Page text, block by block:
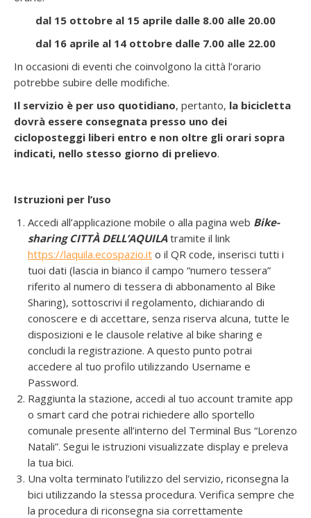
dal 15 ottobre al 15 aprile dalle 8.00 alle 20.00
dal 16 aprile al 14 ottobre dalle 7.00 alle 22.00
In occasioni di eventi che coinvolgono la città l’orario
potrebbe subire delle modifiche.
Il servizio è per uso quotidiano, pertanto, la bicicletta
dovrà essere consegnata presso uno dei
cicloposteggi liberi entro e non oltre gli orari sopra
indicati, nello stesso giorno di prelievo.
Istruzioni per l’uso
Accedi all’applicazione mobile o alla pagina web Bike-
sharing CITTÀ DELL’AQUILAtramite il link
https://laquila.ecospazio.it o il QR code, inserisci tutti i
tuoi dati (lascia in bianco il campo “numero tessera”
riferito al numero di tessera di abbonamento al Bike
Sharing), sottoscrivi il regolamento, dichiarando di
conoscere e di accettare, senza riserva alcuna, tutte le
disposizioni e le clausole relative al bike sharing e
concludi la registrazione. A questo punto potrai
accedere al tuo profilo utilizzando Username e
Password.
Raggiunta la stazione, accedi al tuo account tramite app
o smart card che potrai richiedere allo sportello
comunale presente all’interno del Terminal Bus “Lorenzo
Natali”. Segui le istruzioni visualizzate display e preleva
la tua bici.
Una volta terminato l’utilizzo del servizio, riconsegna la
bici utilizzando la stessa procedura. Verifica sempre che
la procedura di riconsegna sia correttamente